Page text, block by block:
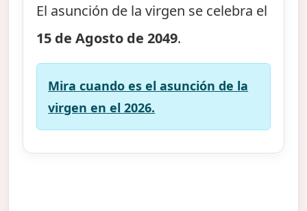
El asunción de la virgen se celebra el
15 de Agosto de 2049.
Mira cuando es el asunción de la
virgen en el 2026.